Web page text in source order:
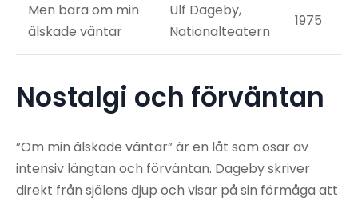
Men bara om min
älskade väntar
Ulf Dageby,
Nationalteatern
1975
Nostalgi och förväntan
”Om min älskade väntar” är en låt som osar av
intensiv längtan och förväntan. Dageby skriver
direkt från själens djup och visar på sin förmåga att